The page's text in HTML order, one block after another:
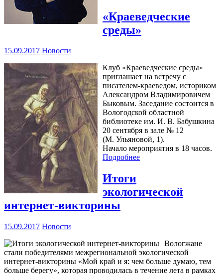
«Краеведческие
среды»
15.09.2017 Новости
Клуб «Краеведческие среды»
приглашает на встречу с
писателем-краеведом, историком
Александром Владимировичем
Быковым. Заседание состоится в
Вологодской областной
библиотеке им. И. В. Бабушкина
20 сентября в зале № 12
(М. Ульяновой, 1).
Начало мероприятия в 18 часов.
Подробнее
Итоги
экологической
интернет-викторины
15.09.2017 Новости
Вологжане
стали победителями межрегиональной экологической
интернет-викторины «Мой край и я: чем больше думаю, тем
больше берегу», которая проводилась в течение лета в рамках